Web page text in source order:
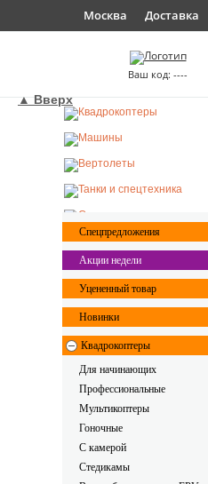
Москва Доставка
----
Спецпредложения
Акции недели
Уцененный товар
Новинки
Квадрокоптеры
Для начинающих
Профессиональные
Мультикоптеры
Гоночные
C камерой
Стедикамы
▲ Вверх